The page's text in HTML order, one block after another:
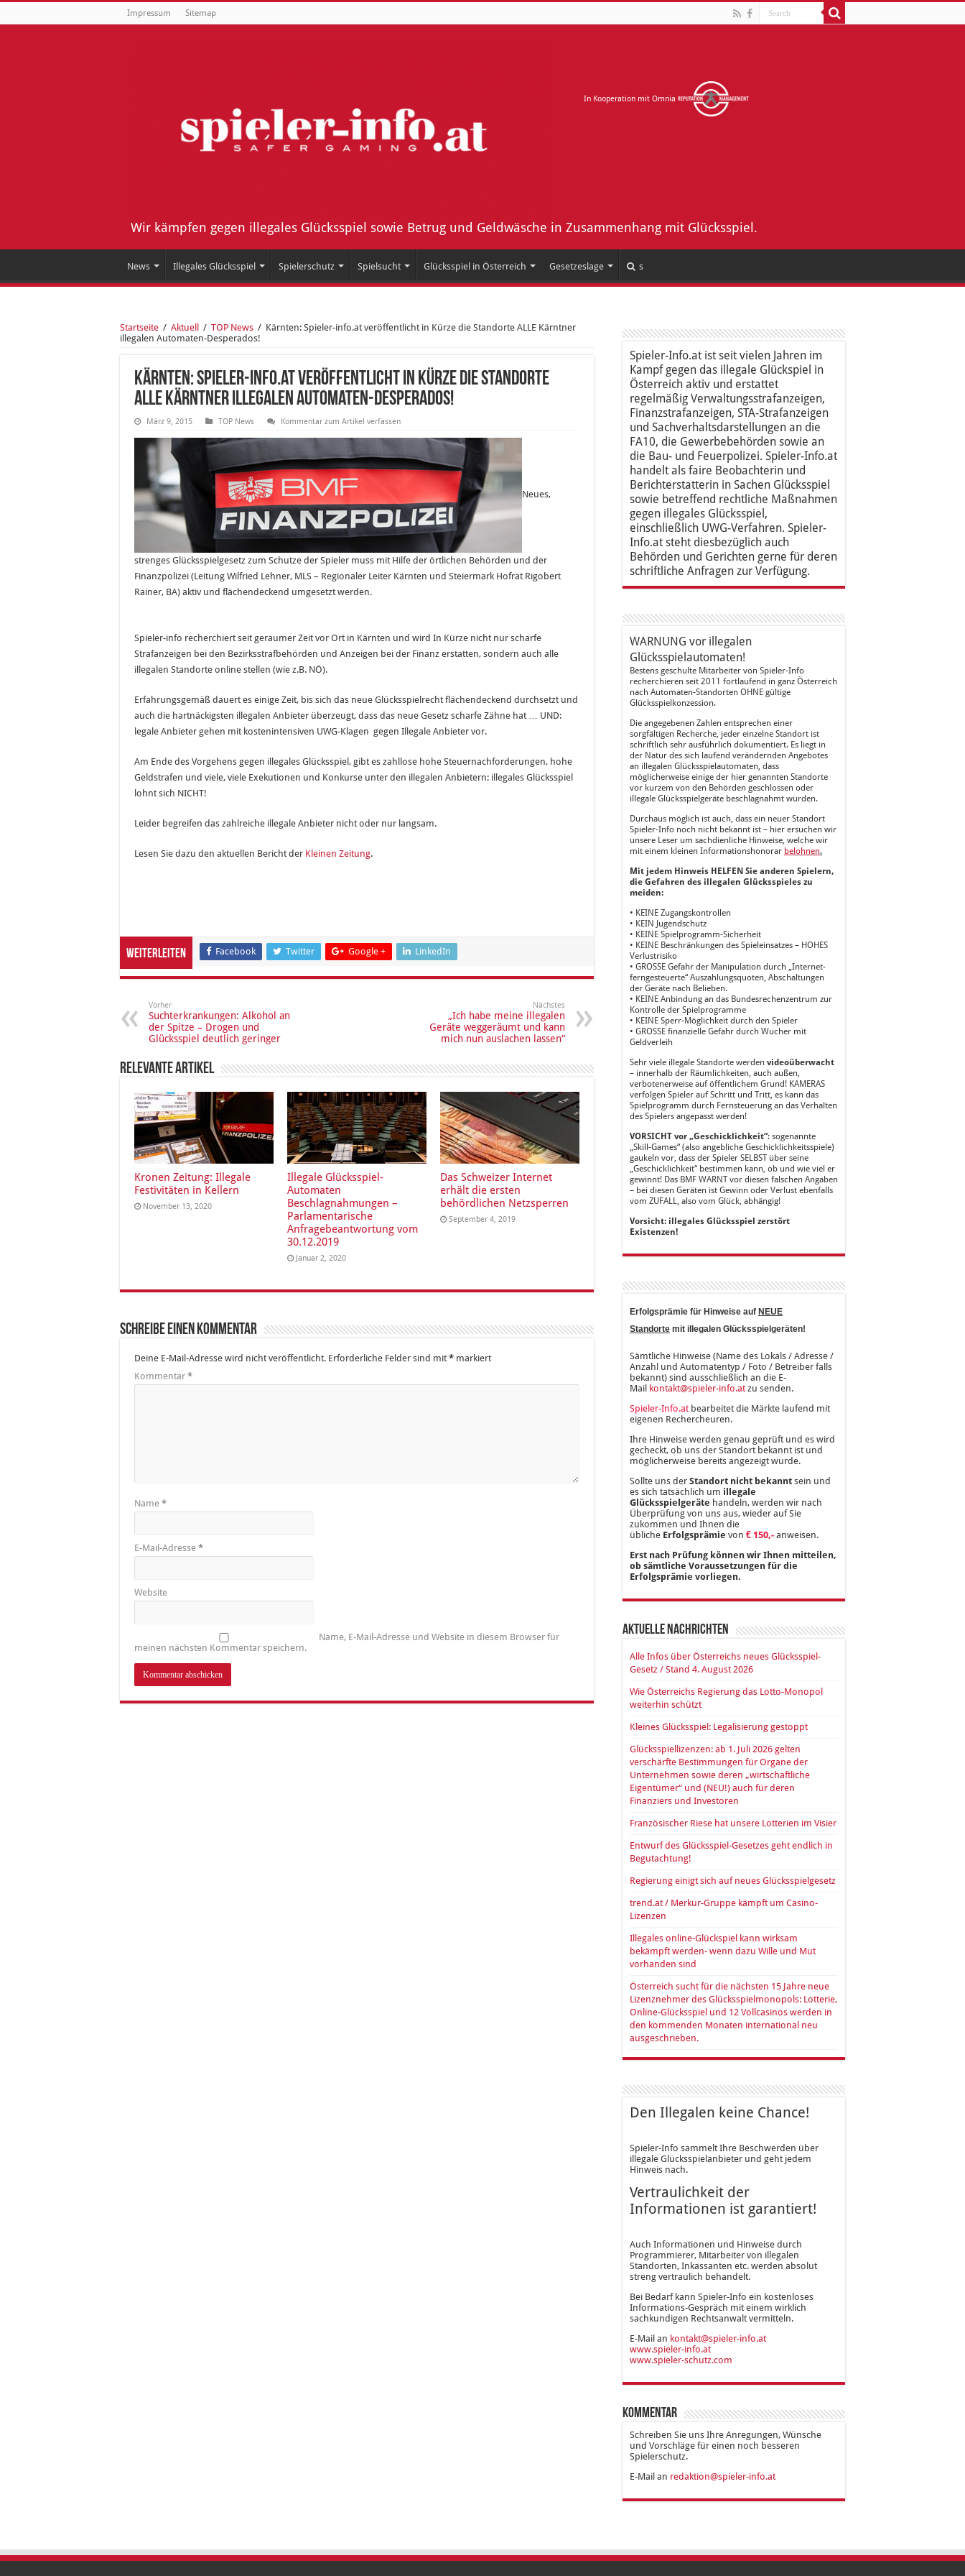
Impressum Sitemap
In Kooperation mit Omnia
Wir kämpfen gegen illegales Glücksspiel sowie Betrug und Geldwäsche in Zusammenhang mit Glücksspiel.
News Illegales Glücksspiel Spielerschutz Spielsucht Glücksspiel in Österreich Gesetzeslage s
Startseite / Aktuell / TOP News / Kärnten: Spieler-info.at veröffentlicht in Kürze die Standorte ALLE Kärntner
illegalen Automaten-Desperados!
Kärnten: Spieler-info.at veröffentlicht in Kürze die Standorte
ALLE Kärntner illegalen Automaten-Desperados!
März 9, 2015 TOP News Kommentar zum Artikel verfassen
Neues,
strenges Glücksspielgesetz zum Schutze der Spieler muss mit Hilfe der örtlichen Behörden und der
Finanzpolizei (Leitung Wilfried Lehner, MLS – Regionaler Leiter Kärnten und Steiermark Hofrat Rigobert
Rainer, BA) aktiv und flächendeckend umgesetzt werden.
Spieler-info recherchiert seit geraumer Zeit vor Ort in Kärnten und wird In Kürze nicht nur scharfe
Strafanzeigen bei den Bezirksstrafbehörden und Anzeigen bei der Finanz erstatten, sondern auch alle
illegalen Standorte online stellen (wie z.B. NÖ).
Erfahrungsgemäß dauert es einige Zeit, bis sich das neue Glücksspielrecht flächendeckend durchsetzt und
auch die hartnäckigsten illegalen Anbieter überzeugt, dass das neue Gesetz scharfe Zähne hat … UND:
legale Anbieter gehen mit kostenintensiven UWG-Klagen gegen Illegale Anbieter vor.
Am Ende des Vorgehens gegen illegales Glücksspiel, gibt es zahllose hohe Steuernachforderungen, hohe
Geldstrafen und viele, viele Exekutionen und Konkurse unter den illegalen Anbietern: illegales Glücksspiel
lohnt sich NICHT!
Leider begreifen das zahlreiche illegale Anbieter nicht oder nur langsam.
Lesen Sie dazu den aktuellen Bericht der Kleinen Zeitung.
Weiterleiten Facebook Twitter Google + LinkedIn
Vorher
Suchterkrankungen: Alkohol an
der Spitze – Drogen und
Glücksspiel deutlich geringer
Nächstes
„Ich habe meine illegalen
Geräte weggeräumt und kann
mich nun auslachen lassen“
Relevante Artikel
Kronen Zeitung: Illegale
Festivitäten in Kellern
November 13, 2020
Illegale Glücksspiel-
Automaten
Beschlagnahmungen –
Parlamentarische
Anfragebeantwortung vom
30.12.2019
Januar 2, 2020
Das Schweizer Internet
erhält die ersten
behördlichen Netzsperren
September 4, 2019
Schreibe einen Kommentar
Deine E-Mail-Adresse wird nicht veröffentlicht. Erforderliche Felder sind mit* markiert
Kommentar *
Name *
E-Mail-Adresse *
Website
Name, E-Mail-Adresse und Website in diesem Browser für
meinen nächsten Kommentar speichern.
Spieler-Info.at ist seit vielen Jahren im
Kampf gegen das illegale Glückspiel in
Österreich aktiv und erstattet
regelmäßig Verwaltungsstrafanzeigen,
Finanzstrafanzeigen, STA-Strafanzeigen
und Sachverhaltsdarstellungen an die
FA10, die Gewerbebehörden sowie an
die Bau- und Feuerpolizei. Spieler-Info.at
handelt als faire Beobachterin und
Berichterstatterin in Sachen Glücksspiel
sowie betreffend rechtliche Maßnahmen
gegen illegales Glücksspiel,
einschließlich UWG-Verfahren. Spieler-
Info.at steht diesbezüglich auch
Behörden und Gerichten gerne für deren
schriftliche Anfragen zur Verfügung.
WARNUNG vor illegalen
Glücksspielautomaten!
Bestens geschulte Mitarbeiter von Spieler-Info
recherchieren seit 2011 fortlaufend in ganz Österreich
nach Automaten-Standorten OHNE gültige
Glücksspielkonzession.
Die angegebenen Zahlen entsprechen einer
sorgfältigen Recherche, jeder einzelne Standort ist
schriftlich sehr ausführlich dokumentiert. Es liegt in
der Natur des sich laufend verändernden Angebotes
an illegalen Glücksspielautomaten, dass
möglicherweise einige der hier genannten Standorte
vor kurzem von den Behörden geschlossen oder
illegale Glücksspielgeräte beschlagnahmt wurden.
Durchaus möglich ist auch, dass ein neuer Standort
Spieler-Info noch nicht bekannt ist – hier ersuchen wir
unsere Leser um sachdienliche Hinweise, welche wir
mit einem kleinen Informationshonorar belohnen.
Mit jedem Hinweis HELFEN Sie anderen Spielern,
die Gefahren des illegalen Glücksspieles zu
meiden:
• KEINE Zugangskontrollen
• KEIN Jugendschutz
• KEINE Spielprogramm-Sicherheit
• KEINE Beschränkungen des Spieleinsatzes – HOHES
Verlustrisiko
• GROSSE Gefahr der Manipulation durch „Internet-
ferngesteuerte“ Auszahlungsquoten, Abschaltungen
der Geräte nach Belieben.
• KEINE Anbindung an das Bundesrechenzentrum zur
Kontrolle der Spielprogramme
• KEINE Sperr-Möglichkeit durch den Spieler
• GROSSE finanzielle Gefahr durch Wucher mit
Geldverleih
Sehr viele illegale Standorte werden videoüberwacht
– innerhalb der Räumlichkeiten, auch außen,
verbotenerweise auf öffentlichem Grund! KAMERAS
verfolgen Spieler auf Schritt und Tritt, es kann das
Spielprogramm durch Fernsteuerung an das Verhalten
des Spielers angepasst werden!
VORSICHT vor „Geschicklichkeit“: sogenannte
„Skill-Games“ (also angebliche Geschicklichkeitsspiele)
gaukeln vor, dass der Spieler SELBST über seine
„Geschicklichkeit“ bestimmen kann, ob und wie viel er
gewinnt! Das BMF WARNT vor diesen falschen Angaben
– bei diesen Geräten ist Gewinn oder Verlust ebenfalls
vom ZUFALL, also vom Glück, abhängig!
Vorsicht: illegales Glücksspiel zerstört
Existenzen!
Erfolgsprämie für Hinweise auf NEUE
Standorte mit illegalen Glücksspielgeräten!
Sämtliche Hinweise (Name des Lokals / Adresse /
Anzahl und Automatentyp / Foto / Betreiber falls
bekannt) sind ausschließlich an die E-
Mail kontakt@spieler-info.at zu senden.
Spieler-Info.at bearbeitet die Märkte laufend mit
eigenen Rechercheuren.
Ihre Hinweise werden genau geprüft und es wird
gecheckt, ob uns der Standort bekannt ist und
möglicherweise bereits angezeigt wurde.
Sollte uns der Standort nicht bekannt sein und
es sich tatsächlich um illegale
Glücksspielgeräte handeln, werden wir nach
Überprüfung von uns aus, wieder auf Sie
zukommen und Ihnen die
übliche Erfolgsprämie von € 150,- anweisen.
Erst nach Prüfung können wir Ihnen mitteilen,
ob sämtliche Voraussetzungen für die
Erfolgsprämie vorliegen.
Aktuelle Nachrichten
Alle Infos über Österreichs neues Glücksspiel-
Gesetz / Stand 4. August 2026
Wie Österreichs Regierung das Lotto-Monopol
weiterhin schützt
Kleines Glücksspiel: Legalisierung gestoppt
Glücksspiellizenzen: ab 1. Juli 2026 gelten
verschärfte Bestimmungen für Organe der
Unternehmen sowie deren „wirtschaftliche
Eigentümer“ und (NEU!) auch für deren
Finanziers und Investoren
Französischer Riese hat unsere Lotterien im Visier
Entwurf des Glücksspiel-Gesetzes geht endlich in
Begutachtung!
Regierung einigt sich auf neues Glücksspielgesetz
trend.at / Merkur-Gruppe kämpft um Casino-
Lizenzen
Illegales online-Glückspiel kann wirksam
bekämpft werden- wenn dazu Wille und Mut
vorhanden sind
Österreich sucht für die nächsten 15 Jahre neue
Lizenznehmer des Glücksspielmonopols: Lotterie,
Online-Glücksspiel und 12 Vollcasinos werden in
den kommenden Monaten international neu
ausgeschrieben.
Den Illegalen keine Chance!
Spieler-Info sammelt Ihre Beschwerden über
illegale Glücksspielanbieter und geht jedem
Hinweis nach.
Vertraulichkeit der
Informationen ist garantiert!
Auch Informationen und Hinweise durch
Programmierer, Mitarbeiter von illegalen
Standorten, Inkassanten etc. werden absolut
streng vertraulich behandelt.
Bei Bedarf kann Spieler-Info ein kostenloses
Informations-Gespräch mit einem wirklich
sachkundigen Rechtsanwalt vermitteln.
E-Mail an kontakt@spieler-info.at
www.spieler-info.at
www.spieler-schutz.com
Kommentar
Schreiben Sie uns Ihre Anregungen, Wünsche
und Vorschläge für einen noch besseren
Spielerschutz.
E-Mail an redaktion@spieler-info.at